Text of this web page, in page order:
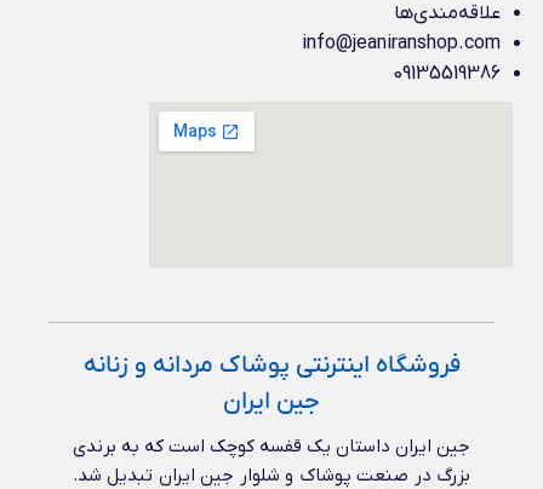
علاقه‌مندی‌ها
info@jeaniranshop.com
09135519386
فروشگاه اینترنتی پوشاک مردانه و زنانه
جین ایران
جین ایران داستان یک قفسه کوچک است که به برندی
بزرگ در صنعت پوشاک و شلوار جین ایران تبدیل شد.